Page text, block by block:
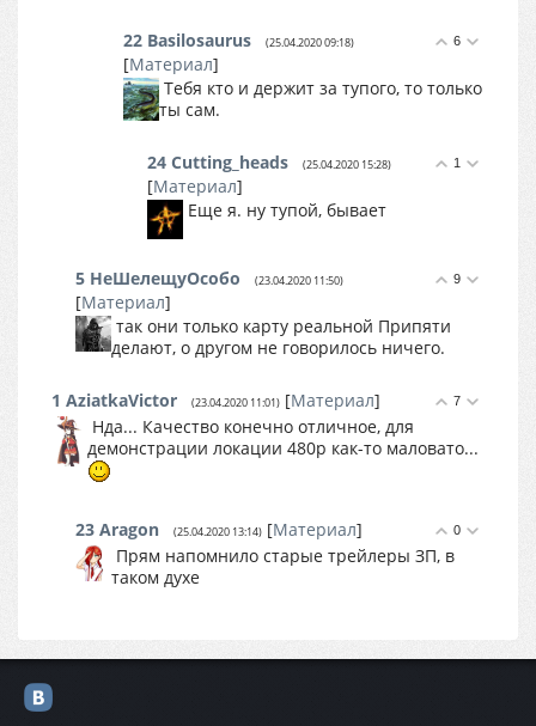
6
22 Basilosaurus (25.04.2020 09:18)
[Материал]
Тебя кто и держит за тупого, то только
ты сам.
1
24 Cutting_heads (25.04.2020 15:28)
[Материал]
Еще я. ну тупой, бывает
9
5 НеШелещуОсобо (23.04.2020 11:50)
[Материал]
так они только карту реальной Припяти
делают, о другом не говорилось ничего.
7
1 AziatkaVictor (23.04.2020 11:01) [Материал]
Нда... Качество конечно отличное, для
демонстрации локации 480p как-то маловато...
0
23 Aragon (25.04.2020 13:14) [Материал]
Прям напомнило старые трейлеры ЗП, в
таком духе